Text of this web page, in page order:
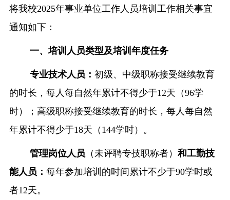
将我校2025年事业单位工作人员培训工作相关事宜
通知如下：
一、培训人员类型及培训年度任务
专业技术人员： 初级、中级职称接受继续教育
的时长，每人每自然年累计不得少于12天（96学
时）；高级职称接受继续教育的时长，每人每自然
年累计不得少于18天（ 144学时）。
管理岗位人员 （未评聘专技职称者） 和工勤技
能人员： 每年参加培训的时间累计不少于90学时或
者12天。